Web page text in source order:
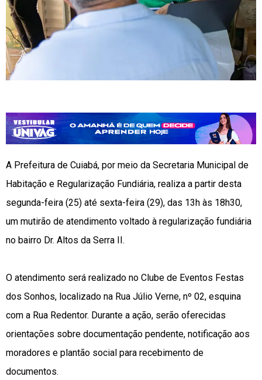
A Prefeitura de Cuiabá, por meio da Secretaria Municipal de
Habitação e Regularização Fundiária, realiza a partir desta
segunda-feira (25) até sexta-feira (29), das 13h às 18h30,
um mutirão de atendimento voltado à regularização fundiária
no bairro Dr. Altos da Serra II.
O atendimento será realizado no Clube de Eventos Festas
dos Sonhos, localizado na Rua Júlio Verne, nº 02, esquina
com a Rua Redentor. Durante a ação, serão oferecidas
orientações sobre documentação pendente, notificação aos
moradores e plantão social para recebimento de
documentos.